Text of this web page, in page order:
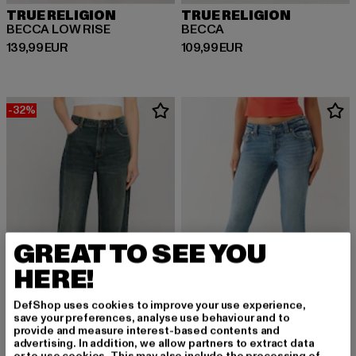
TRUE RELIGION
BECCA LOW RISE
139,99 EUR
Derzeitiger Preis: 139,99 EUR
TRUE RELIGION
BECCA
109,99 EUR
Derzeitiger Preis: 109,99 EUR
-32%
GREAT TO SEE YOU
HERE!
DefShop uses cookies to improve your use experience,
save your preferences, analyse use behaviour and to
provide and measure interest-based contents and
advertising. In addition, we allow partners to extract data